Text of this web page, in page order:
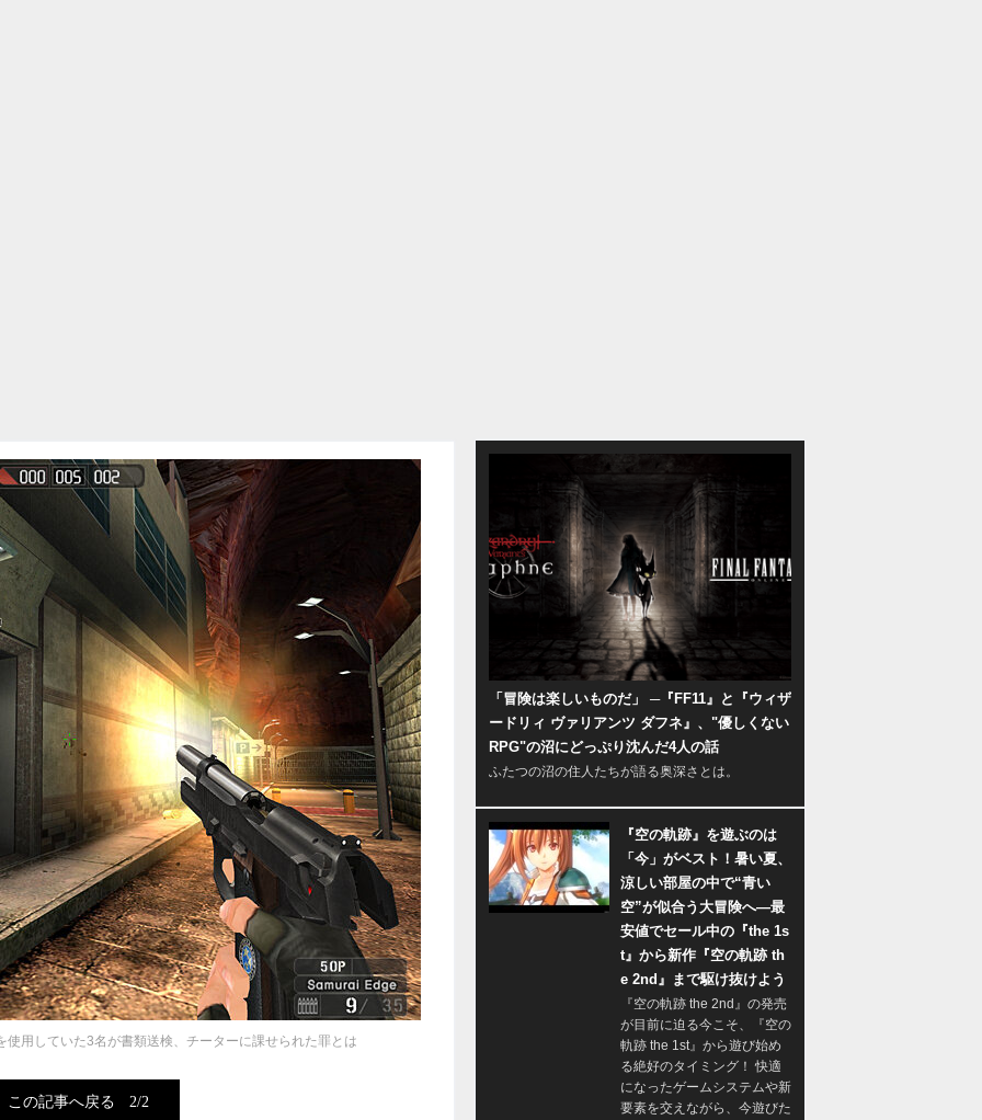
用していた3名が書類送検、チーターに課せられた罪とは
この記事へ戻る 2/2
「冒険は楽しいものだ」 ─『FF11』と『ウィザ
ードリィ ヴァリアンツ ダフネ』、"優しくない
RPG"の沼にどっぷり沈んだ4人の話
ふたつの沼の住人たちが語る奥深さとは。
『空の軌跡』を遊ぶのは
「今」がベスト！暑い夏、
涼しい部屋の中で“青い
空”が似合う大冒険へ―最
安値でセール中の『the 1s
t』から新作『空の軌跡 th
e 2nd』まで駆け抜けよう
『空の軌跡 the 2nd』の発売
が目前に迫る今こそ、『空の
軌跡 the 1st』から遊び始め
る絶好のタイミング！ 快適
になったゲームシステムや新
要素を交えながら、今遊びた